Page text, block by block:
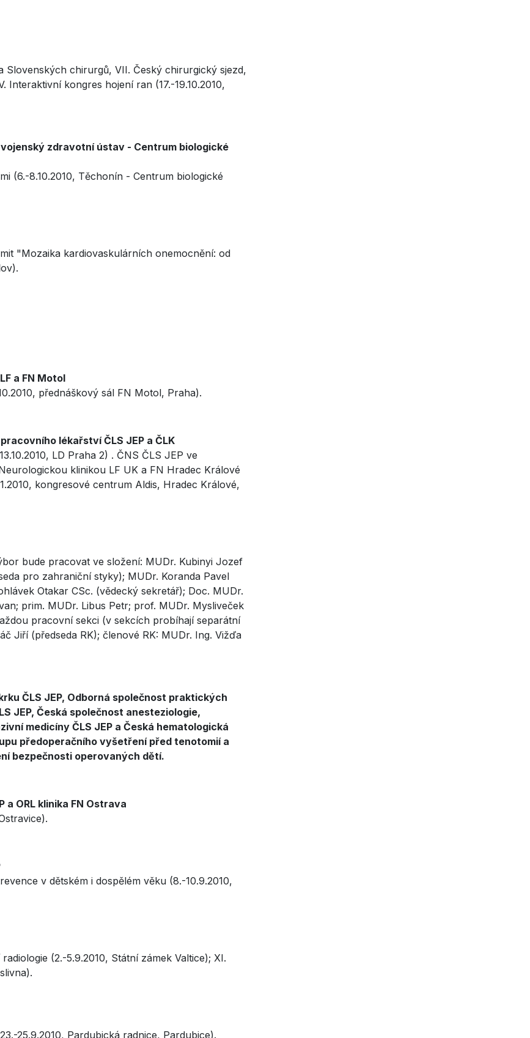
Slovenských chirurgů, VII. Český chirurgický sjezd,
kongres hojení ran (17.-19.10.2010,
zdravotní ústav - Centrum biologické
(6.-8.10.2010, Těchonín - Centrum biologické
"Mozaika kardiovaskulárních onemocnění: od
a FN Motol
přednáškový sál FN Motol, Praha).
lékařství ČLS JEP a ČLK
LD Praha 2) . ČNS ČLS JEP ve
klinikou LF UK a FN Hradec Králové
kongresové centrum Aldis, Hradec Králové,
bude pracovat ve složení: MUDr. Kubinyi Jozef
pro zahraniční styky); MUDr. Koranda Pavel
Otakar CSc. (vědecký sekretář); Doc. MUDr.
prim. MUDr. Libus Petr; prof. MUDr. Mysliveček
pracovní sekci (v sekcích probíhají separátní
Jiří (předseda RK); členové RK: MUDr. Ing. Vižďa
ČLS JEP, Odborná společnost praktických
JEP, Česká společnost anesteziologie,
medicíny ČLS JEP a Česká hematologická
předoperačního vyšetření před tenotomií a
bezpečnosti operovaných dětí.
a ORL klinika FN Ostrava
v dětském i dospělém věku (8.-10.9.2010,
(2.-5.9.2010, Státní zámek Valtice); XI.
25.9.2010, Pardubická radnice, Pardubice).